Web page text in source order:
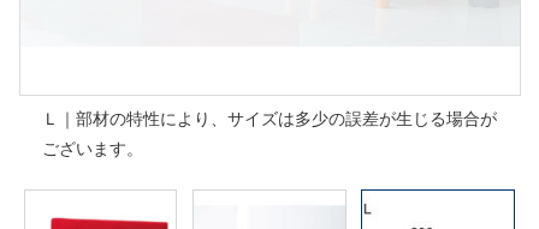
Ｌ｜部材の特性により、サイズは多少の誤差が生じる場合が
ございます。